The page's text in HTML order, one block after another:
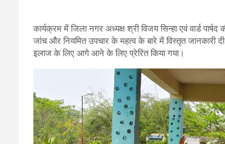
कार्यक्रम में जिला नगर अध्यक्ष श्री विजय सिन्हा एवं वार्ड
जांच और नियमित उपचार के महत्व के बारे में विस्तृत जानकारी
इलाज के लिए आगे आने के लिए प्रेरित किया गया।